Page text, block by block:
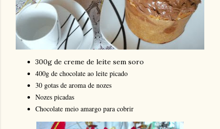
300g de creme de leite sem soro
400g de chocolate ao leite picado
30 gotas de aroma de nozes
Nozes picadas
Chocolate meio amargo para cobrir